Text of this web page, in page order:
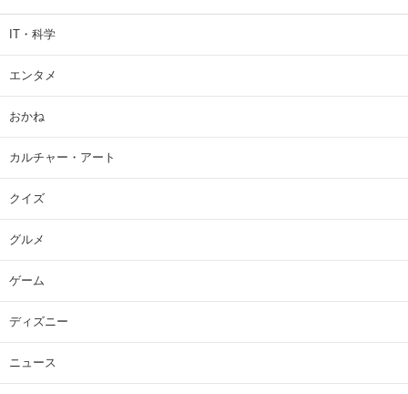
IT・科学
エンタメ
おかね
カルチャー・アート
クイズ
グルメ
ゲーム
ディズニー
ニュース